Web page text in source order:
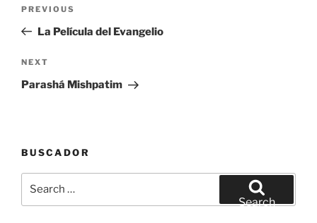
Previous
Post
PREVIOUS
La Película del Evangelio
Next
Post
NEXT
Parashá Mishpatim
BUSCADOR
Search